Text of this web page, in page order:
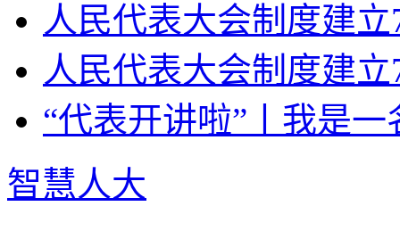
人民代表大会制度建
人民代表大会制度建
“代表开讲啦”丨我是
智慧人大